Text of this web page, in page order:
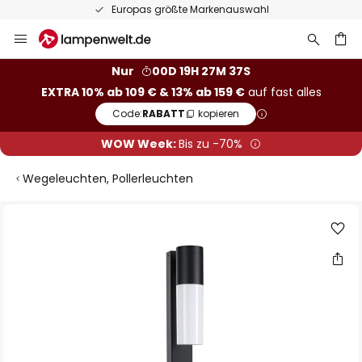
Europas größte Markenauswahl
Inhalt
Nur
00D 19H 27M 37S
EXTRA 10% ab 109 € & 13% ab 159 €auf fast alles
Code:RABATT kopieren
WOW Week:Bis zu -70%
Wegeleuchten, Pollerleuchten